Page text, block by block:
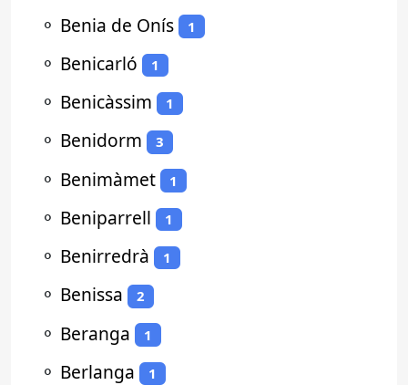
⚬ Benia de Onís 1
⚬ Benicarló 1
⚬ Benicàssim 1
⚬ Benidorm 3
⚬ Benimàmet 1
⚬ Beniparrell 1
⚬ Benirredrà 1
⚬ Benissa 2
⚬ Beranga 1
⚬ Berlanga 1